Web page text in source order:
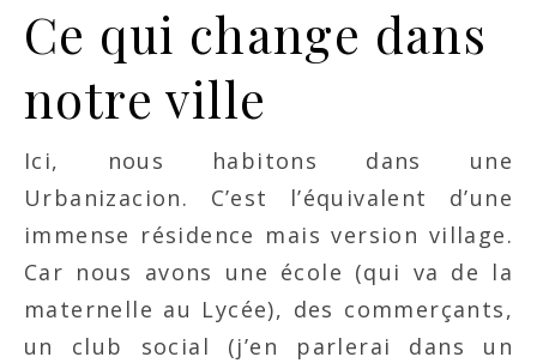
Ce qui change dans
notre ville
Ici, nous habitons dans une
Urbanizacion. C’est l’équivalent d’une
immense résidence mais version village.
Car nous avons une école (qui va de la
maternelle au Lycée), des commerçants,
un club social (j’en parlerai dans un